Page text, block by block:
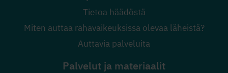
Tietoa häädöstä
Miten auttaa rahavaikeuksissa olevaa läheistä?
Auttavia palveluita
Palvelut ja materiaalit